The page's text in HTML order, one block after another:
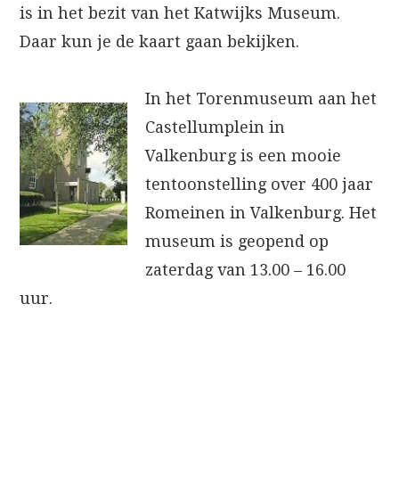
is in het bezit van het Katwijks Museum.
Daar kun je de kaart gaan bekijken.
In het Torenmuseum aan het
Castellumplein in
Valkenburg is een mooie
tentoonstelling over 400 jaar
Romeinen in Valkenburg. Het
museum is geopend op
zaterdag van 13.00 – 16.00
uur.